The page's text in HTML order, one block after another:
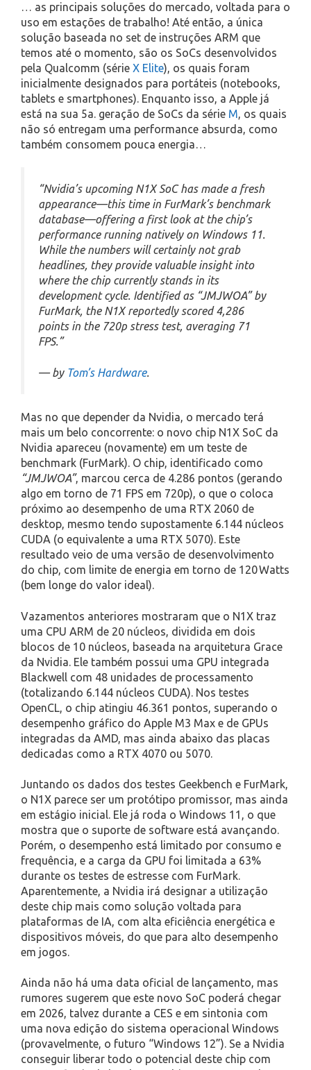
… as principais soluções do mercado, voltada para o
uso em estações de trabalho! Até então, a única
solução baseada no set de instruções ARM que
temos até o momento, são os SoCs desenvolvidos
pela Qualcomm (série X Elite), os quais foram
inicialmente designados para portáteis (notebooks,
tablets e smartphones). Enquanto isso, a Apple já
está na sua 5a. geração de SoCs da série M, os quais
não só entregam uma performance absurda, como
também consomem pouca energia…
“Nvidia’s upcoming N1X SoC has made a fresh
appearance—this time in FurMark’s benchmark
database—offering a first look at the chip’s
performance running natively on Windows 11.
While the numbers will certainly not grab
headlines, they provide valuable insight into
where the chip currently stands in its
development cycle. Identified as “JMJWOA” by
FurMark, the N1X reportedly scored 4,286
points in the 720p stress test, averaging 71
FPS.”
— by Tom’s Hardware.
Mas no que depender da Nvidia, o mercado terá
mais um belo concorrente: o novo chip N1X SoC da
Nvidia apareceu (novamente) em um teste de
benchmark (FurMark). O chip, identificado como
“JMJWOA”, marcou cerca de 4.286 pontos (gerando
algo em torno de 71 FPS em 720p), o que o coloca
próximo ao desempenho de uma RTX 2060 de
desktop, mesmo tendo supostamente 6.144 núcleos
CUDA (o equivalente a uma RTX 5070). Este
resultado veio de uma versão de desenvolvimento
do chip, com limite de energia em torno de 120 Watts
(bem longe do valor ideal).
Vazamentos anteriores mostraram que o N1X traz
uma CPU ARM de 20 núcleos, dividida em dois
blocos de 10 núcleos, baseada na arquitetura Grace
da Nvidia. Ele também possui uma GPU integrada
Blackwell com 48 unidades de processamento
(totalizando 6.144 núcleos CUDA). Nos testes
OpenCL, o chip atingiu 46.361 pontos, superando o
desempenho gráfico do Apple M3 Max e de GPUs
integradas da AMD, mas ainda abaixo das placas
dedicadas como a RTX 4070 ou 5070.
Juntando os dados dos testes Geekbench e FurMark,
o N1X parece ser um protótipo promissor, mas ainda
em estágio inicial. Ele já roda o Windows 11, o que
mostra que o suporte de software está avançando.
Porém, o desempenho está limitado por consumo e
frequência, e a carga da GPU foi limitada a 63%
durante os testes de estresse com FurMark.
Aparentemente, a Nvidia irá designar a utilização
deste chip mais como solução voltada para
plataformas de IA, com alta eficiência energética e
dispositivos móveis, do que para alto desempenho
em jogos.
Ainda não há uma data oficial de lançamento, mas
rumores sugerem que este novo SoC poderá chegar
em 2026, talvez durante a CES e em sintonia com
uma nova edição do sistema operacional Windows
(provavelmente, o futuro “Windows 12”). Se a Nvidia
conseguir liberar todo o potencial deste chip com